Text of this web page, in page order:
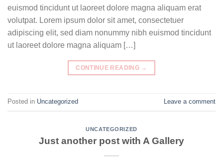
euismod tincidunt ut laoreet dolore magna aliquam erat
volutpat. Lorem ipsum dolor sit amet, consectetuer
adipiscing elit, sed diam nonummy nibh euismod tincidunt
ut laoreet dolore magna aliquam […]
CONTINUE READING →
Posted in Uncategorized Leave a comment
UNCATEGORIZED
Just another post with A Gallery